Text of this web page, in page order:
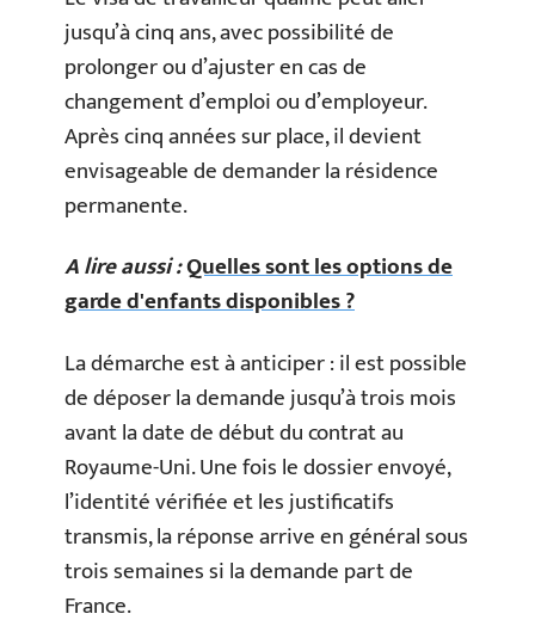
jusqu’à cinq ans, avec possibilité de
prolonger ou d’ajuster en cas de
changement d’emploi ou d’employeur.
Après cinq années sur place, il devient
envisageable de demander la résidence
permanente.
A lire aussi :Quelles sont les options de
garde d'enfants disponibles ?
La démarche est à anticiper : il est possible
de déposer la demande jusqu’à trois mois
avant la date de début du contrat au
Royaume-Uni. Une fois le dossier envoyé,
l’identité vérifiée et les justificatifs
transmis, la réponse arrive en général sous
trois semaines si la demande part de
France.